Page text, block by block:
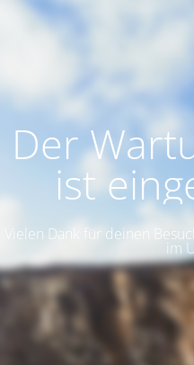
Der
ist
Vielen Dank für deinen
im